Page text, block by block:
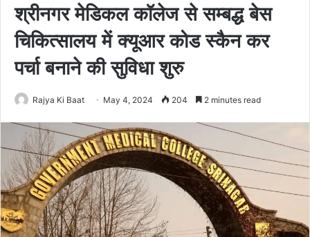
श्रीनगर मेडिकल कॉलेज से सम्बद्ध बेस
चिकित्सालय में क्यूआर कोड स्कैन कर
पर्चा बनाने की सुविधा शुरु
Rajya Ki Baat May 4, 2024 204 2 minutes read